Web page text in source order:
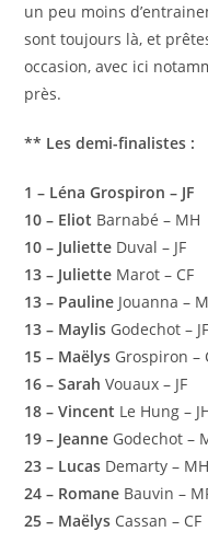
un peu moins
sont toujours là, et
occasion, avec ici
près.
** Les demi-finalistes :
1 – Léna Grospiron – JF
10 – Eliot Barnabé – MH
10 – Juliette Duval – JF
13 – Juliette Marot – CF
13 – Pauline Jouanna –
13 – Maylis Godechot – JF
15 – Maëlys Grospiron –
16 – Sarah Vouaux – JF
18 – Vincent Le Hung –
19 – Jeanne Godechot –
23 – Lucas Demarty – MH
24 – Romane Bauvin –
25 – Maëlys Cassan – CF